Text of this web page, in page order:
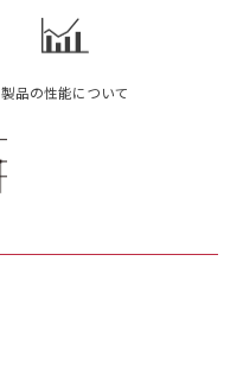
製品の性能について